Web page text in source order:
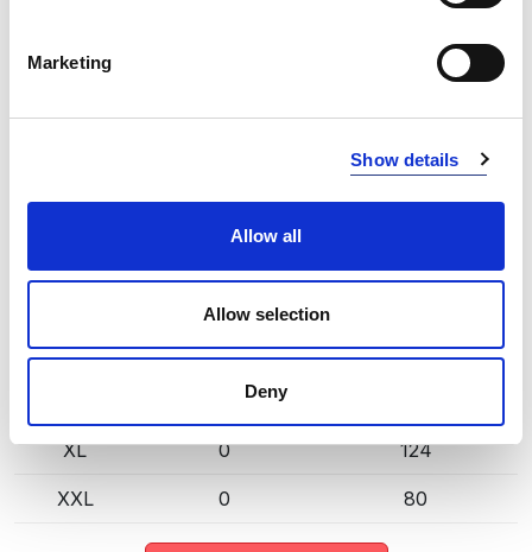
Marketing
Show details
Allow all
Allow selection
Deny
od ręki. Mag. Centralny — stan magazynu centralnego
dostawcy, dłuższy termin realizacji. Podane ilości mają
KOPIUJ LINK
Rozmiar
Mag. Poznań Mag. Centralny
1
M 0 167
XL 0 124
XXL 0 80